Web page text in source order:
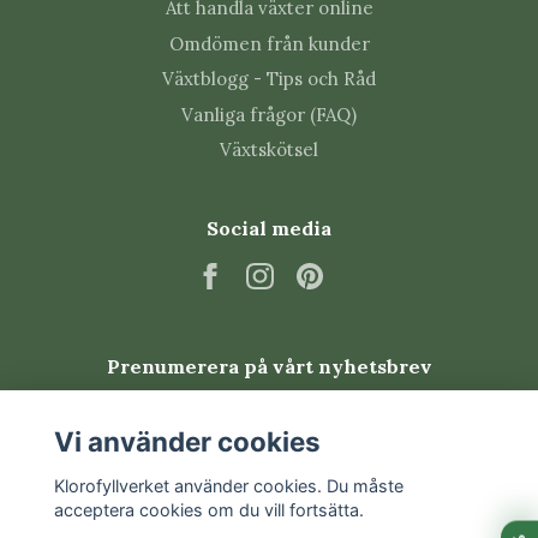
Tips från Klorofyllverket
Toppa unga plantor om du vill få ett tätare och
mer förgrenat växtsätt.
Ta bort vissna blommor och hela blomstängeln
Ge pelargonnäring regelbundet under
Vanliga skadedjur
Pelargoner kan drabbas av bladlöss, trips,
spinnkvalster och vita flygare. Kontrollera särskilt
nya skott, knoppar och bladens undersidor. God
Att handla växter online
Omdömen från kunder
Växtblogg - Tips och Råd
Vanliga frågor (FAQ)
Växtskötsel
Social media
Prenumerera på vårt nyhetsbrev
Vi använder cookies
Klorofyllverket använder cookies. Du måste
acceptera cookies om du vill fortsätta.